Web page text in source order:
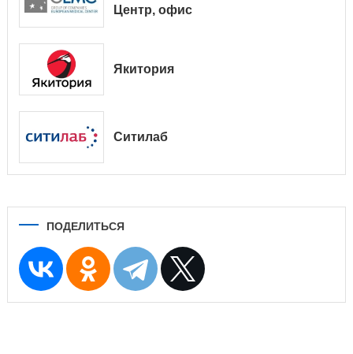
Центр, офис
Якитория
Ситилаб
ПОДЕЛИТЬСЯ